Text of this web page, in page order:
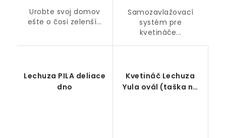
Urobte svoj domov
ešte o čosi zelenší...
Samozavlažovací
systém pre
kvetináče...
Lechuza PILA deliace
dno
Kvetináč Lechuza
Yula ovál (taška na